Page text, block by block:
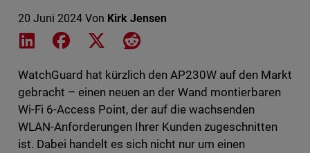
20 Juni 2024 Von Kirk Jensen
Share on LinkedIn
Share on Facebook
Share on XShare on Reddit
WatchGuard hat kürzlich den AP230W auf den Markt
gebracht – einen neuen an der Wand montierbaren
Wi-Fi 6-Access Point, der auf die wachsenden
WLAN-Anforderungen Ihrer Kunden zugeschnitten
ist. Dabei handelt es sich nicht nur um einen